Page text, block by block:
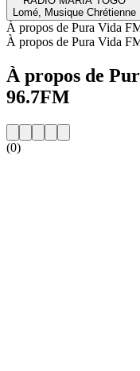
Lomé, Musique Chrétienne
À propos de Pura Vida
À propos de Pura Vida
À propos de
96.7FM
(0)